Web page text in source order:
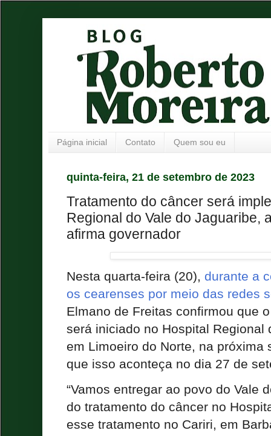
Página inicial Contato Quem sou eu
quinta-feira, 21 de setembro de 2023
Tratamento do câncer será
Regional do Vale do Jaguaribe,
afirma governador
Nesta quarta-feira (20), durante a
os cearenses por meio das redes
Elmano de Freitas confirmou que
será iniciado no Hospital Regional
em Limoeiro do Norte, na próxima
que isso aconteça no dia 27 de
“Vamos entregar ao povo do Vale
do tratamento do câncer no
esse tratamento no Cariri, em